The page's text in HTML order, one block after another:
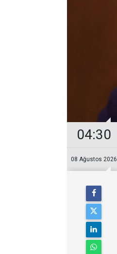
04:30
08 Ağustos 2026